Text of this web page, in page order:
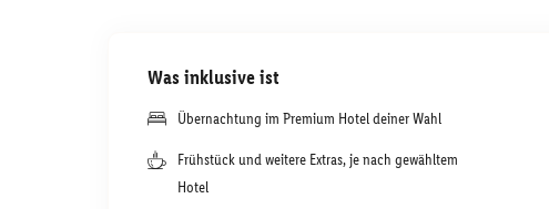
Was inklusive ist
Übernachtung im Premium Hotel deiner Wahl
Frühstück und weitere Extras, je nach gewähltem
Hotel